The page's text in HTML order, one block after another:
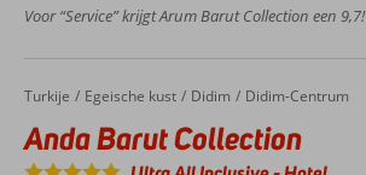
Leuke
voor jong
en oud
Voor “Service” krijgt Arum Barut Collection een 9,7!
Home
Turkije Egeische kust Didim Didim-Centrum
Anda Barut Collection
Anda Barut Collection